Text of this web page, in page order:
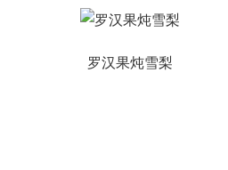
罗汉果炖雪梨